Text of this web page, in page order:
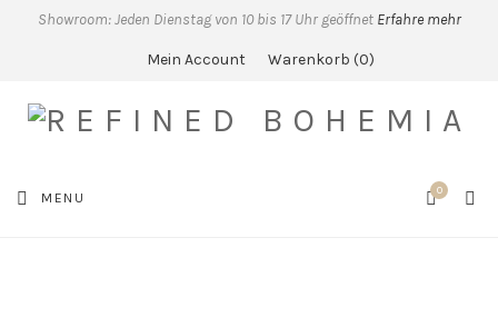
Showroom: Jeden Dienstag von 10 bis 17 Uhr geöffnet Erfahre mehr
Mein Account Warenkorb 0
MENU 0